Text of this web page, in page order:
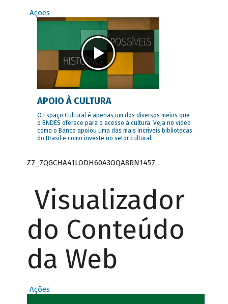
Ações
APOIO À CULTURA
O Espaço Cultural é apenas um dos diversos meios que
o BNDES oferece para o acesso à cultura. Veja no vídeo
como o Banco apoiou uma das mais incríveis bibliotecas
do Brasil e como investe no setor cultural.
Z7_7QGCHA41LODH60A3OQA8RN1457
Visualizador
do Conteúdo
da Web
Ações